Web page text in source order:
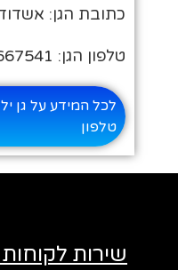
כתובת הגן: אשדוד
טלפון הגן: 08-8667541
לכל המידע על גן
טלפון
שירות